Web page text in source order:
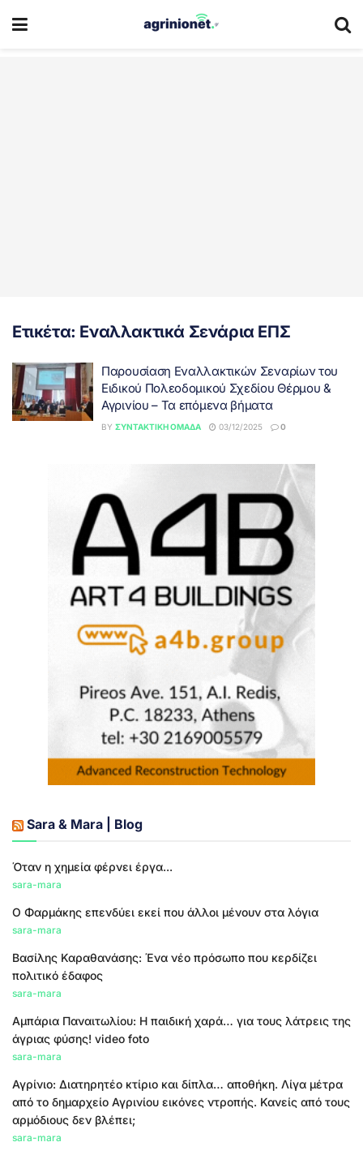
Ετικέτα: Εναλλακτικά Σενάρια ΕΠΣ
Παρουσίαση Εναλλακτικών Σεναρίων του
Ειδικού Πολεοδομικού Σχεδίου Θέρμου &
Αγρινίου – Τα επόμενα βήματα
BY ΣΥΝΤΑΚΤΙΚΉ ΟΜΆΔΑ 03/12/2025 0
Sara & Mara | Blog
Όταν η χημεία φέρνει έργα...
sara-mara
Ο Φαρμάκης επενδύει εκεί που άλλοι μένουν στα λόγια
sara-mara
Βασίλης Καραθανάσης: Ένα νέο πρόσωπο που κερδίζει
πολιτικό έδαφος
sara-mara
Αμπάρια Παναιτωλίου: Η παιδική χαρά… για τους λάτρεις της
άγριας φύσης! video foto
sara-mara
Αγρίνιο: Διατηρητέο κτίριο και δίπλα… αποθήκη. Λίγα μέτρα
από το δημαρχείο Αγρινίου εικόνες ντροπής. Κανείς από τους
αρμόδιους δεν βλέπει;
sara-mara